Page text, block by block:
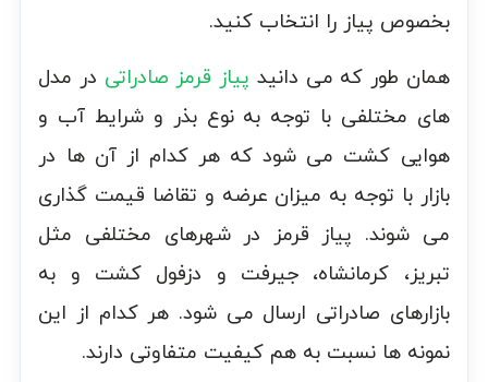
بخصوص پیاز را انتخاب کنید.
همان طور که می دانید پیاز قرمز صادراتی در مدل
های مختلفی با توجه به نوع بذر و شرایط آب و
هوایی کشت می شود که هر کدام از آن ها در
بازار با توجه به میزان عرضه و تقاضا قیمت گذاری
می شوند. پیاز قرمز در شهرهای مختلفی مثل
تبریز، کرمانشاه، جیرفت و دزفول کشت و به
بازارهای صادراتی ارسال می شود. هر کدام از این
نمونه ها نسبت به هم کیفیت متفاوتی دارند.